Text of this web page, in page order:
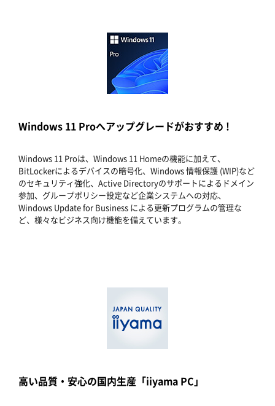
Windows 11 Proへアップグレードがおすすめ !
Windows 11 Proは、Windows 11 Homeの機能に加えて、
BitLockerによるデバイスの暗号化、Windows 情報保護 (WIP)など
のセキュリティ強化、Active Directoryのサポートによるドメイン
参加、グループポリシー設定など企業システムへの対応、
Windows Update for Business による更新プログラムの管理な
ど、様々なビジネス向け機能を備えています。
高い品質・安心の国内生産「iiyama PC」